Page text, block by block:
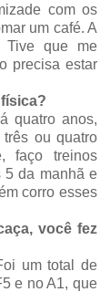
com os
um café. A
Tive que me
precisa estar
quatro anos,
ou quatro
faço treinos
5 da manhã e
corro esses
você fez
um total de
e no A1, que